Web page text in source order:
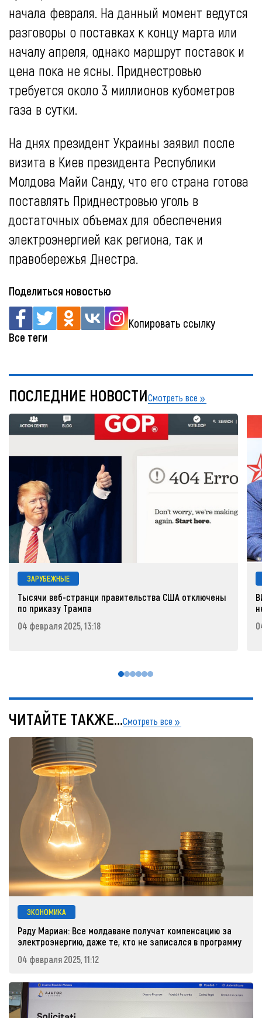
начала февраля. На данный момент ведутся
разговоры о поставках к концу марта или
началу апреля, однако маршрут поставок и
цена пока не ясны. Приднестровью
требуется около 3 миллионов кубометров
газа в сутки.
На днях президент Украины заявил после
визита в Киев президента Республики
Молдова Майи Санду, что его страна готова
поставлять Приднестровью уголь в
достаточных объемах для обеспечения
электроэнергией как региона, так и
правобережья Днестра.
Поделиться новостью
Копировать ссылку
Все теги
ПОСЛЕДНИЕ НОВОСТИСмотреть все
ЗАРУБЕЖНЫЕ
Тысячи веб-странци правительства США отключены
по приказу Трампа
04 февраля 2025, 13:18
ЧИТАЙТЕ ТАКЖЕ...Смотреть все
ЭКОНОМИКА
Раду Мариан: Все молдаване получат компенсацию за
электроэнергию, даже те, кто не записался в программу
04 февраля 2025, 11:12